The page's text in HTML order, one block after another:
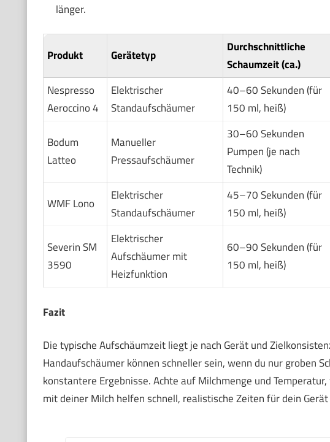
länger.
Produkt Gerätetyp
Durchschnittliche
Schaumzeit (ca.)
Nespresso
Aeroccino 4
Elektrischer
Standaufschäumer
40–60 Sekunden (für
150 ml, heiß)
Bodum
Latteo
Manueller
Pressaufschäumer
30–60 Sekunden
Pumpen (je nach
Technik)
WMF Lono
Elektrischer
Standaufschäumer
45–70 Sekunden (für
150 ml, heiß)
Severin SM
3590
Elektrischer
Aufschäumer mit
Heizfunktion
60–90 Sekunden (für
150 ml, heiß)
Fazit
Die typische Aufschäumzeit liegt je nach Gerät und
Handaufschäumer können schneller sein, wenn du nur groben
konstantere Ergebnisse. Achte auf Milchmenge und
mit deiner Milch helfen schnell, realistische Zeiten für dein